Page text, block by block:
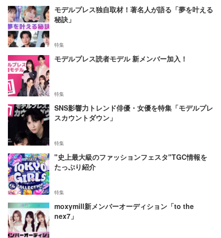
モデルプレス独自取材！著名人が語る「夢を叶える
秘訣」
特集
モデルプレス読者モデル 新メンバー加入！
特集
SNS影響力トレンド俳優・女優を特集「モデルプレ
スカウントダウン」
特集
"史上最大級のファッションフェスタ"TGC情報を
たっぷり紹介
特集
moxymill新メンバーオーディション「to the
nex7」